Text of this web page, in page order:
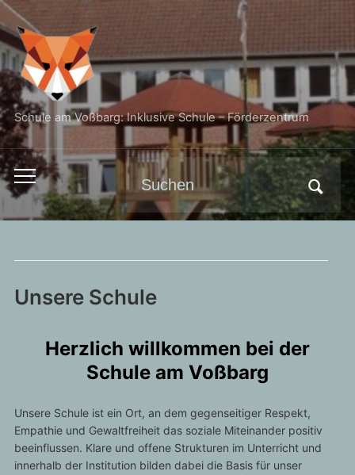
Schule am Voßbarg: Inklusive Schule – Förderzentrum
Toggle
mobile
Search
for:
Unsere Schule
Herzlich willkommen bei der
Schule am Voßbarg
Gelöscht:
Unsere Schule ist ein Ort, an dem gegenseitiger Respekt,
Empathie und Gewaltfreiheit das soziale Miteinander positiv
beeinflussen. Klare und offene Strukturen im Unterricht und
innerhalb der Institution bilden dabei die Basis für unser